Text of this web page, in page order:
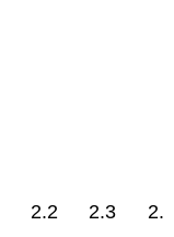
2.2 2.3 2.4